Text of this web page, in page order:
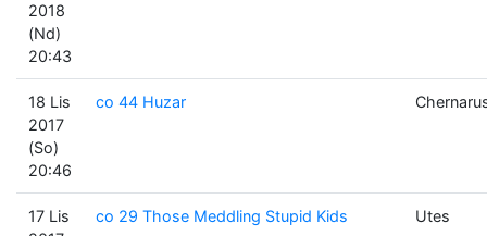
2018
(Nd)
20:43
18 Lis
2017
(So)
20:46
co 44 Huzar
17 Lis
co 29 Those Meddling Stupid Kids Utes